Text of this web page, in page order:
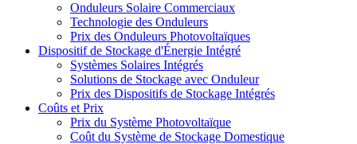
Onduleurs Solaire Commerciaux
Technologie des Onduleurs
Prix des Onduleurs Photovoltaïques
Dispositif de Stockage d'Énergie Intégré
Systèmes Solaires Intégrés
Solutions de Stockage avec Onduleur
Prix des Dispositifs de Stockage Intégrés
Coûts et Prix
Prix du Système Photovoltaïque
Coût du Système de Stockage Domestique